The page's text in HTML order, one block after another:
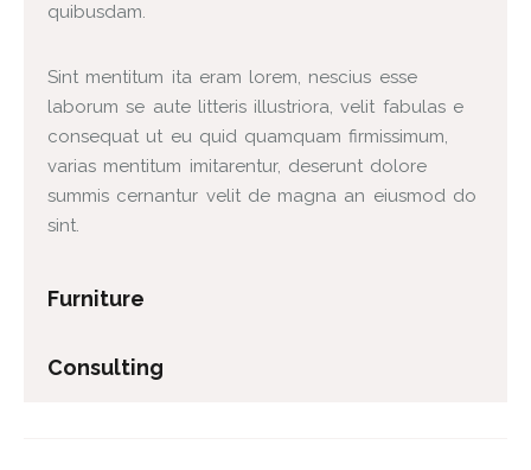
quibusdam.
Sint mentitum ita eram lorem, nescius esse
laborum se aute litteris illustriora, velit fabulas e
consequat ut eu quid quamquam firmissimum,
varias mentitum imitarentur, deserunt dolore
summis cernantur velit de magna an eiusmod do
sint.
Furniture
Consulting